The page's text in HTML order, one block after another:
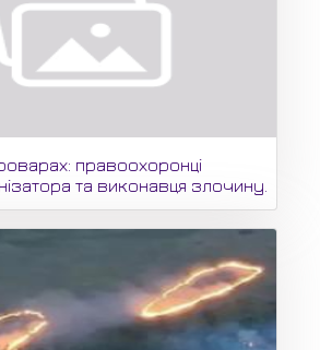
правоохоронці
та виконавця злочину.